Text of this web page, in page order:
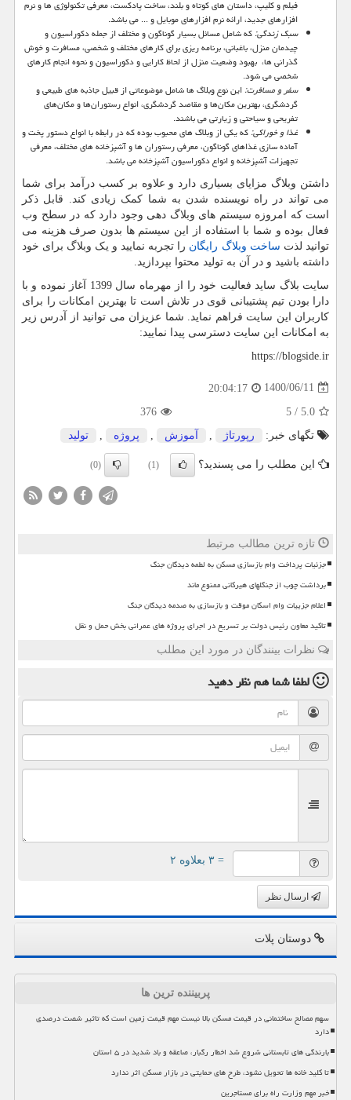
فیلم و کلیپ، داستان ‌های کوتاه و بلند، ساخت پادکست، معرفی تکنولوژی ها و نرم
افزارهای جدید، ارائه نرم افزارهای موبایل و ... می باشد.
سبک زندگی:که شامل مسائل بسیار گوناگون و مختلف از جمله دکوراسیون و
چیدمان منزل، باغبانی، برنامه ریزی برای کارهای مختلف و شخصی، مسافرت و خوش
گذرانی ها، بهبود وضعیت منزل از لحاظ کارایی و دکوراسیون و نحوه انجام کارهای
شخصی می شود.
سفر و مسافرت:این نوع وبلاگ ها شامل موضوعاتی از قبیل جاذبه های طبیعی و
گردشگری، بهترین مکان‌ها و مقاصد گردشگری، انواع رستوران‌ها و مکان‌های
تفریحی و سیاحتی و زیارتی می باشند.
غذا و خوراکی:که یکی از وبلاگ های محبوب بوده که در رابطه با انواع دستور پخت و
آماده سازی غذاهای گوناگون، معرفی رستوران ها و آشپزخانه های مختلف، معرفی
تجهیزات آشپزخانه و انواع دکوراسیون آشپزخانه می باشد.
داشتن وبلاگ مزایای بسیاری دارد و علاوه بر کسب درآمد برای شما
می تواند در راه نویسنده شدن به شما کمک زیادی کند. قابل ذکر
است که امروزه سیستم های وبلاگ دهی وجود دارد که در سطح وب
فعال بوده و شما با استفاده از این سیستم ها بدون صرف هزینه می
توانید لذت ساخت وبلاگ رایگان را تجربه نمایید و یک وبلاگ برای خود
داشته باشید و در آن به تولید محتوا بپردازید.
سایت بلاگ ساید فعالیت خود را از مهرماه سال 1399 آغاز نموده و با
دارا بودن تیم پشتیبانی قوی در تلاش است تا بهترین امکانات را برای
کاربران این سایت فراهم نماید. شما عزیزان می توانید از آدرس زیر
به امکانات این سایت دسترسی پیدا نمایید:
https://blogside.ir
1400/06/11
20:04:17
5.0
/
5
376
تگهای خبر:
رپورتاژ آموزش پروژه تولید
این مطلب را می پسندید؟ (1)
(0)
تازه ترین مطالب مرتبط
جزئیات پرداخت وام بازسازی مسکن به لطمه دیدگان جنگ
برداشت چوب از جنگلهای هیرکانی ممنوع ماند
اعلام جزییات وام اسکان موقت و بازسازی به صدمه دیدگان جنگ
تاکید معاون رئیس دولت بر تسریع در اجرای پروژه های عمرانی بخش حمل و نقل
نظرات بینندگان در مورد این مطلب
لطفا شما همنظر دهید
= ۳ بعلاوه ۲
ارسال نظر
دوستان پلات
پربیننده ترین ها
سهم مصالح ساختمانی در قیمت مسکن بالا نیست مهم قیمت زمین است که تاثیر شصت درصدی
دارد
بارندگی های تابستانی شروع شد اخطار رگبار، صاعقه و باد شدید در ۵ استان
تا کلید خانه ها تحویل نشود، طرح های حمایتی در بازار مسکن اثر ندارد
خبر مهم وزارت راه برای مستاجرین